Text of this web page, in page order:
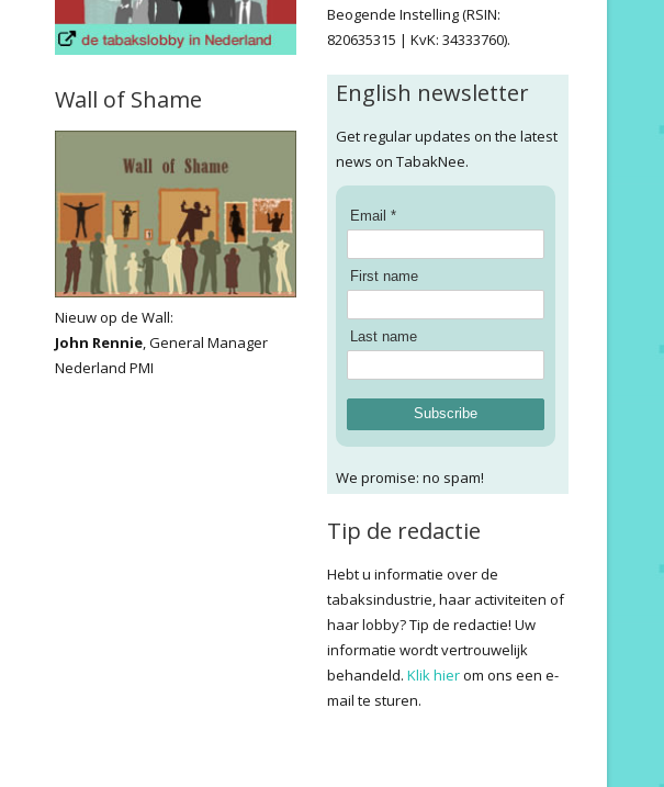
Wall of Shame
Nieuw op de Wall:
John Rennie, General Manager
Nederland PMI
Beogende Instelling (RSIN:
820635315 | KvK: 34333760).
English newsletter
Get regular updates on the latest
news on TabakNee.
Email *
First name
Last name
Subscribe
We promise: no spam!
Tip de redactie
Hebt u informatie over de
tabaksindustrie, haar activiteiten of
haar lobby? Tip de redactie! Uw
informatie wordt vertrouwelijk
behandeld.Klik hierom ons een e-
mail te sturen.